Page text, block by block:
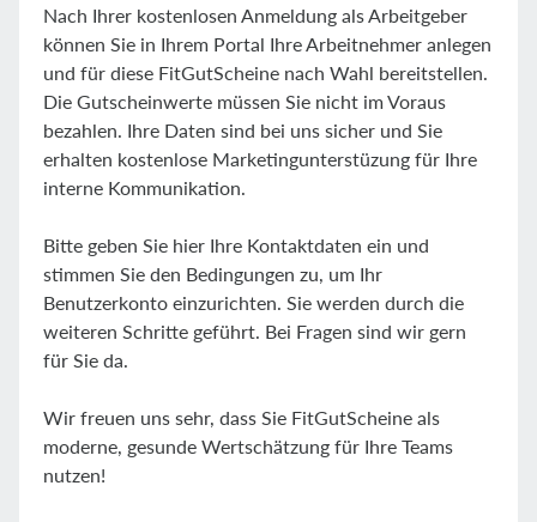
Nach Ihrer kostenlosen Anmeldung als Arbeitgeber
können Sie in Ihrem Portal Ihre Arbeitnehmer anlegen
und für diese FitGutScheine nach Wahl bereitstellen.
Die Gutscheinwerte müssen Sie nicht im Voraus
bezahlen. Ihre Daten sind bei uns sicher und Sie
erhalten kostenlose Marketingunterstüzung für Ihre
interne Kommunikation.
Bitte geben Sie hier Ihre Kontaktdaten ein und
stimmen Sie den Bedingungen zu, um Ihr
Benutzerkonto einzurichten. Sie werden durch die
weiteren Schritte geführt. Bei Fragen sind wir gern
für Sie da.
Wir freuen uns sehr, dass Sie FitGutScheine als
moderne, gesunde Wertschätzung für Ihre Teams
nutzen!